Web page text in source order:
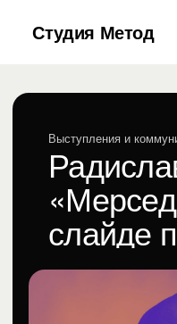
Студия Метод
Выступления и
слайде
продажи
Студия Метод
Выступления и